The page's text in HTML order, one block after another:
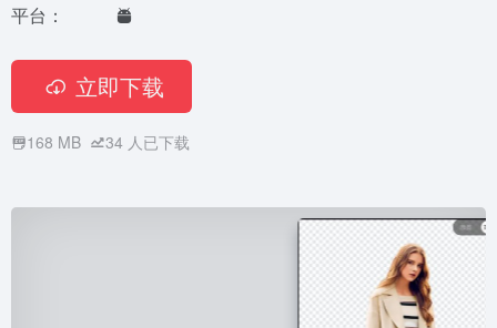
平台：
立即下载
168 MB 34 人已下载